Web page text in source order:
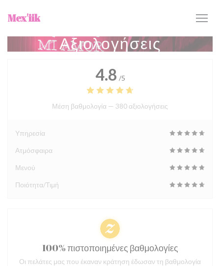
Mex'iik
Αξιολογήσεις
4.8 /5
Μέση βαθμολογία — 380 αξιολογήσεις
Υπηρεσία
Ατμόσφαιρα
Μενού
Ποιότητα/Τιμή
100% πιστοποιημένες βαθμολογίες
Οι πελάτες μας που έκαναν κράτηση έδωσαν τη βαθμολογία